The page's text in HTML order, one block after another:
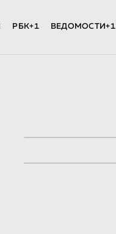
РБК+1 ВЕДОМОСТИ+1